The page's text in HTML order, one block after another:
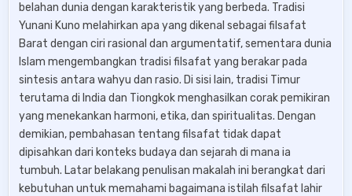
belahan dunia dengan karakteristik yang berbeda. Tradisi
Yunani Kuno melahirkan apa yang dikenal sebagai filsafat
Barat dengan ciri rasional dan argumentatif, sementara dunia
Islam mengembangkan tradisi filsafat yang berakar pada
sintesis antara wahyu dan rasio. Di sisi lain, tradisi Timur
terutama di India dan Tiongkok menghasilkan corak pemikiran
yang menekankan harmoni, etika, dan spiritualitas. Dengan
demikian, pembahasan tentang filsafat tidak dapat
dipisahkan dari konteks budaya dan sejarah di mana ia
tumbuh. Latar belakang penulisan makalah ini berangkat dari
kebutuhan untuk memahami bagaimana istilah filsafat lahir